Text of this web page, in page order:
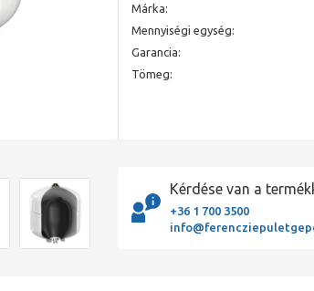
Márka:
Mennyiségi egység:
Garancia:
Tömeg:
Kérdése van a
+36 1 700 3500